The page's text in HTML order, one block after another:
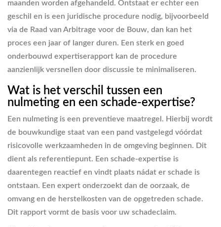
maanden worden afgehandeld. Ontstaat er echter een
geschil en is een juridische procedure nodig, bijvoorbeeld
via de Raad van Arbitrage voor de Bouw, dan kan het
proces een jaar of langer duren. Een sterk en goed
onderbouwd expertiserapport kan de procedure
aanzienlijk versnellen door discussie te minimaliseren.
Wat is het verschil tussen een
nulmeting en een schade-expertise?
Een nulmeting is een preventieve maatregel. Hierbij wordt
de bouwkundige staat van een pand vastgelegd vóórdat
risicovolle werkzaamheden in de omgeving beginnen. Dit
dient als referentiepunt. Een schade-expertise is
daarentegen reactief en vindt plaats nádat er schade is
ontstaan. Een expert onderzoekt dan de oorzaak, de
omvang en de herstelkosten van de opgetreden schade.
Dit rapport vormt de basis voor uw schadeclaim.